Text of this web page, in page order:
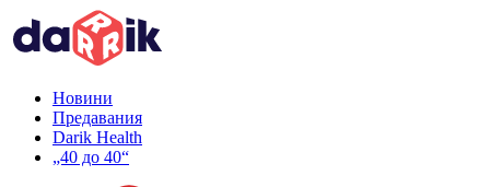
Новини
Предавания
Darik Health
„40 до 40“